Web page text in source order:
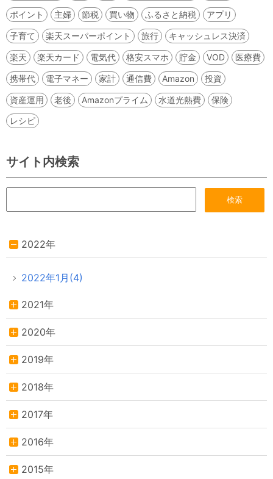
ポイント 主婦 節税 買い物 ふるさと納税 アプリ
子育て 楽天スーパーポイント 旅行 キャッシュレス決済
楽天 楽天カード 電気代 格安スマホ 貯金 VOD 医療費
携帯代 電子マネー 家計 通信費 Amazon 投資
資産運用 老後 Amazonプライム 水道光熱費
保険
レシピ
サイト内検索
2022年
2022年1月(4)
2021年
2020年
2019年
2018年
2017年
2016年
2015年